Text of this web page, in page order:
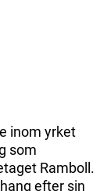
inom yrket
som
Ramboll.
efter sin